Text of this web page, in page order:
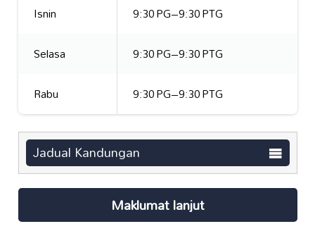
Isnin
9:30 PG–9:30 PTG
Selasa
9:30 PG–9:30 PTG
Rabu
9:30 PG–9:30 PTG
Jadual Kandungan
Maklumat lanjut